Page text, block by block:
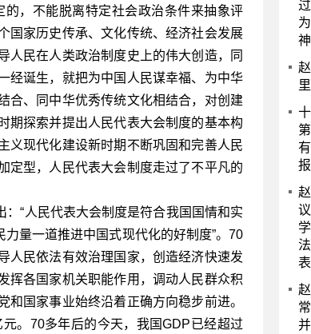
，不能脱离特定社会政治条件来抽象评
国家历史传承、文化传统、经济社会发展
人民在人类政治制度史上的伟大创造，同
经诞生，就把为中国人民谋幸福、为中华
合、同中华优秀传统文化相结合，对创建
期探索并提出人民代表大会制度的基本构
义现代化建设新时期不断巩固和完善人民
定型，人民代表大会制度走过了不平凡的
“人民代表大会制度是符合我国国情和实
量一道推进中国式现代化的好制度”。70
人民依法有效治理国家，创造经济快速发
挥各国家机关职能作用，调动人民群众积
国家事业始终沿着正确方向稳步前进。
。70多年后的今天，我国GDP已经超过